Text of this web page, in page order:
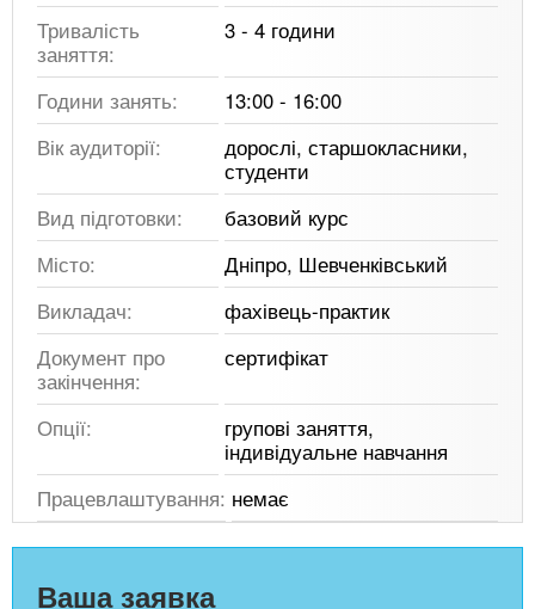
Тривалість
заняття:
3 - 4 години
Години занять:
13:00 - 16:00
Вік аудиторії:
дорослі, старшокласники,
студенти
Вид підготовки:
базовий курс
Місто:
Дніпро, Шевченківський
Викладач:
фахівець-практик
Документ про
закінчення:
сертифікат
Опції:
групові заняття,
індивідуальне навчання
Працевлаштування: немає
Ваша заявка